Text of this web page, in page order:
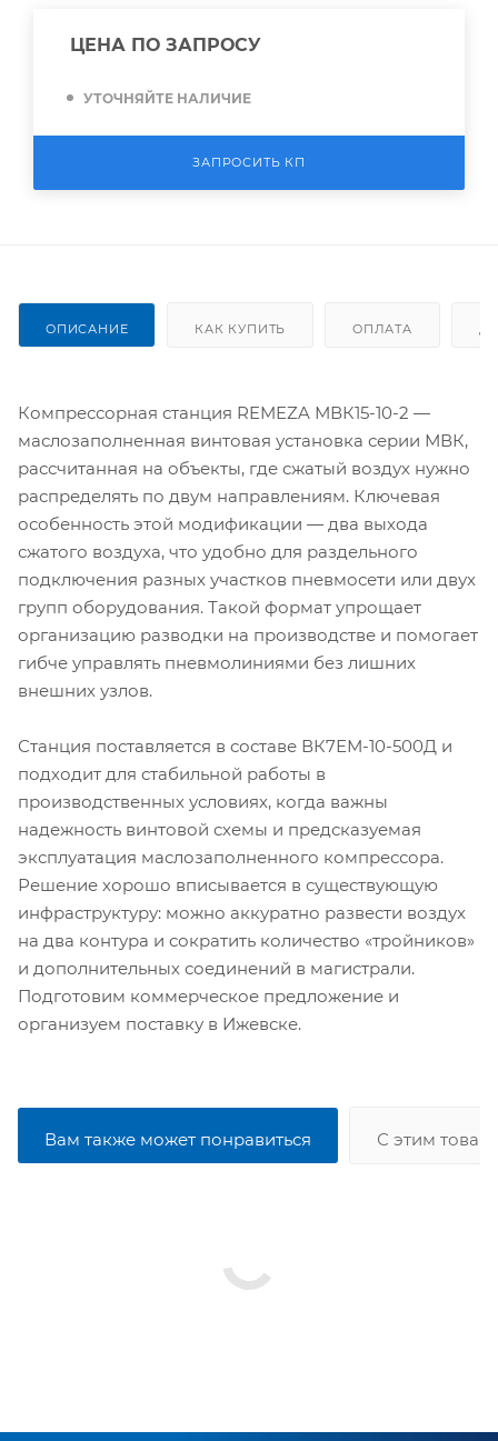
ЦЕНА ПО ЗАПРОСУ
УТОЧНЯЙТЕ НАЛИЧИЕ
ЗАПРОСИТЬ КП
ОПИСАНИЕ КАК КУПИТЬ ОПЛАТА
Компрессорная станция REMEZA МВК15-10-2 —
маслозаполненная винтовая установка серии МВК,
рассчитанная на объекты, где сжатый воздух нужно
распределять по двум направлениям. Ключевая
особенность этой модификации — два выхода
сжатого воздуха, что удобно для раздельного
подключения разных участков пневмосети или двух
групп оборудования. Такой формат упрощает
организацию разводки на производстве и помогает
гибче управлять пневмолиниями без лишних
внешних узлов.
Станция поставляется в составе ВК7ЕМ-10-500Д и
подходит для стабильной работы в
производственных условиях, когда важны
надежность винтовой схемы и предсказуемая
эксплуатация маслозаполненного компрессора.
Решение хорошо вписывается в существующую
инфраструктуру: можно аккуратно развести воздух
на два контура и сократить количество «тройников»
и дополнительных соединений в магистрали.
Подготовим коммерческое предложение и
организуем поставку в Ижевске.
Вам также может понравиться С этим